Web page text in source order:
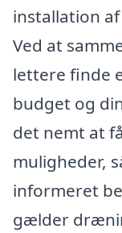
installation
Ved at
lettere finde
budget og
det nemt at
muligheder,
informeret
gælder